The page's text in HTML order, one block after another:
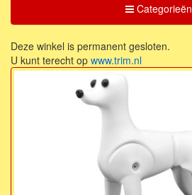
Toggle
Categorieën
Categorieën
Deze winkel is permanent gesloten.
U kunt terecht op www.trim.nl